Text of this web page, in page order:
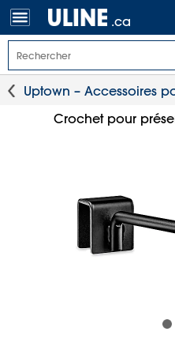
.ca
Uptown – Accessoires
Crochet pour